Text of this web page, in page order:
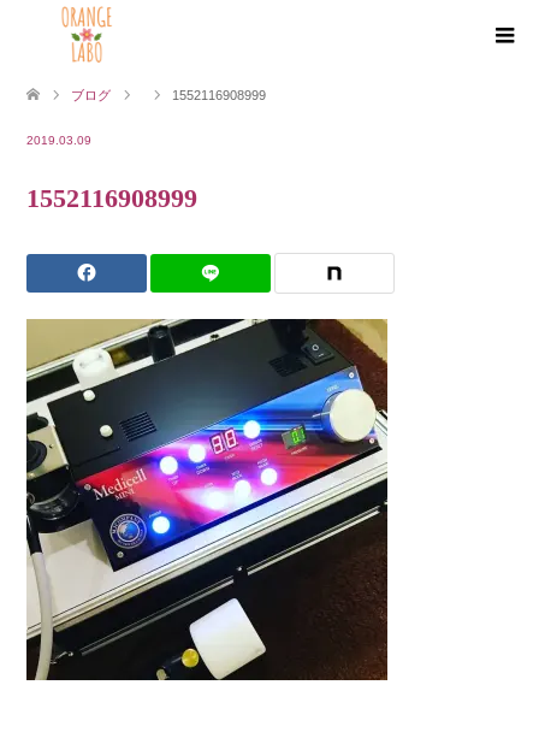
ブログ 1552116908999
2019.03.09
1552116908999